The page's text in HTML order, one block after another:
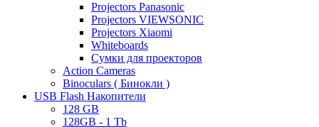
Projectors Panasonic
Projectors VIEWSONIC
Projectors Xiaomi
Whiteboards
Сумки для проекторов
Action Cameras
Binoculars ( Бинокли )
USB Flash Накопители
128 GB
128GB - 1 Tb